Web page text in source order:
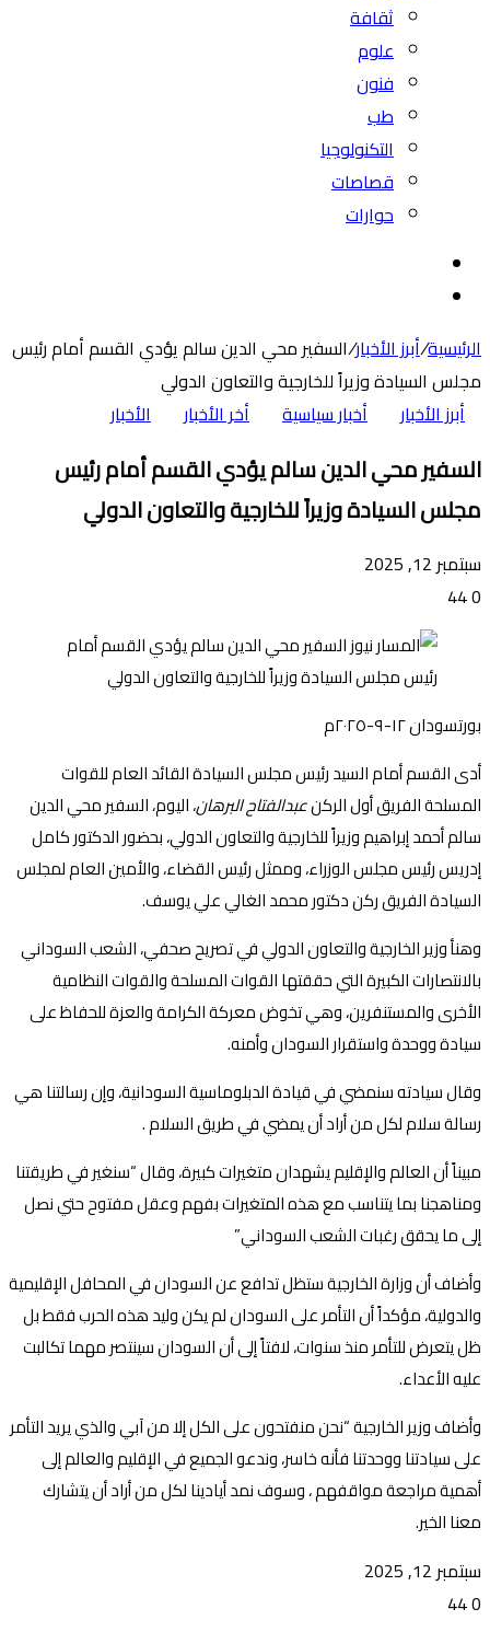
ثقافة
علوم
فنون
طب
التكنولوجيا
قصاصات
حوارات
المظلم
الرئيسية/أبرز الأخبار/السفير محي الدين سالم يؤدي القسم أمام رئيس
مجلس السيادة وزيراً للخارجية والتعاون الدولي
أبرز الأخبار
أخبار سياسية أخر الأخبار الأخبار
السفير محي الدين سالم يؤدي القسم أمام رئيس
مجلس السيادة وزيراً للخارجية والتعاون الدولي
سبتمبر 12, 2025
0
بورتسودان ١٢-٩-٢٠٢٥م
أدى القسم أمام السيد رئيس مجلس السيادة القائد العام للقوات
المسلحة الفريق أول الركنعبدالفتاح البرهان، اليوم، السفير محي الدين
سالم أحمد إبراهيم وزيراً للخارجية والتعاون الدولي، بحضور الدكتور كامل
إدريس رئيس مجلس الوزراء، وممثل رئيس القضاء، والأمين العام لمجلس
السيادة الفريق ركن دكتور محمد الغالي علي يوسف.
وهنأ وزير الخارجية والتعاون الدولي في تصريح صحفي، الشعب السوداني
بالانتصارات الكبيرة التي حققتها القوات المسلحة والقوات النظامية
الأخرى والمستنفرين، وهي تخوض معركة الكرامة والعزة للحفاظ على
سيادة ووحدة واستقرار السودان وأمنه.
وقال سيادته سنمضي في قيادة الدبلوماسية السودانية، وإن رسالتنا هي
رسالة سلام لكل من أراد أن يمضي في طريق السلام .
مبيناً أن العالم والإقليم يشهدان متغيرات كبيرة، وقال “سنغير في طريقتنا
ومناهجنا بما يتناسب مع هذه المتغيرات بفهم وعقل مفتوح حتي نصل
إلى ما يحقق رغبات الشعب السوداني”
وأضاف أن وزارة الخارجية ستظل تدافع عن السودان في المحافل الإقليمية
والدولية، مؤكداً أن التأمر على السودان لم يكن وليد هذه الحرب فقط بل
ظل يتعرض للتأمر منذ سنوات، لافتاً إلى أن السودان سينتصر مهما تكالبت
عليه الأعداء.
وأضاف وزير الخارجية “نحن منفتحون على الكل إلا من آبي والذي يريد التأمر
على سيادتنا ووحدتنا فأنه خاسر، وندعو الجميع في الإقليم والعالم إلى
أهمية مراجعة مواقفهم ، وسوف نمد أيادينا لكل من أراد أن يتشارك
معنا الخير.
سبتمبر 12, 2025
0